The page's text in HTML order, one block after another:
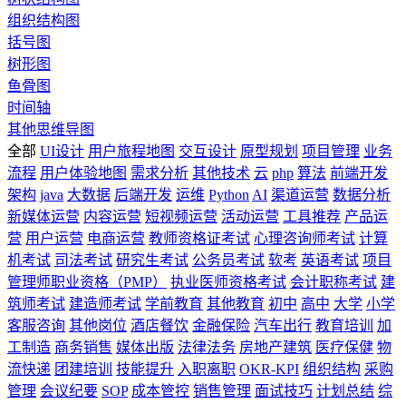
组织结构图
括号图
树形图
鱼骨图
时间轴
其他思维导图
全部 UI设计 用户旅程地图 交互设计 原型规划 项目管理 业务
流程 用户体验地图 需求分析 其他技术 云 php 算法 前端开发
架构 java 大数据 后端开发 运维 Python AI 渠道运营 数据分析
新媒体运营 内容运营 短视频运营 活动运营 工具推荐 产品运
营 用户运营 电商运营 教师资格证考试 心理咨询师考试 计算
机考试 司法考试 研究生考试 公务员考试 软考 英语考试 项目
管理师职业资格（PMP）
执业医师资格考试 会计职称考试 建
筑师考试 建造师考试 学前教育 其他教育 初中 高中 大学 小学
客服咨询 其他岗位 酒店餐饮 金融保险 汽车出行 教育培训
加
工制造 商务销售 媒体出版 法律法务 房地产建筑 医疗保健 物
流快递 团建培训 技能提升 入职离职 OKR-KPI 组织结构 采购
管理 会议纪要 SOP 成本管控 销售管理 面试技巧 计划总结 综